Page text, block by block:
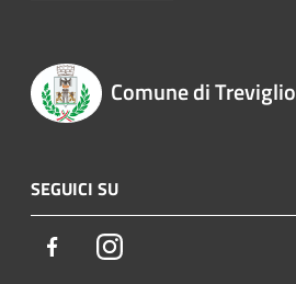
Comune di Treviglio
SEGUICI SU
FacebookInstagram